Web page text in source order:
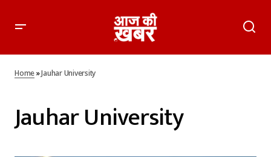
Home»Jauhar University
Jauhar University